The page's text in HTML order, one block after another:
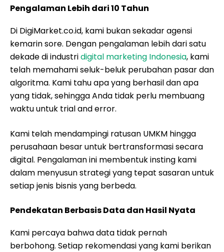
Pengalaman Lebih dari 10 Tahun
Di DigiMarket.co.id, kami bukan sekadar agensi
kemarin sore. Dengan pengalaman lebih dari satu
dekade di industridigital marketing Indonesia, kami
telah memahami seluk-beluk perubahan pasar dan
algoritma. Kami tahu apa yang berhasil dan apa
yang tidak, sehingga Anda tidak perlu membuang
waktu untuk trial and error.
Kami telah mendampingi ratusan UMKM hingga
perusahaan besar untuk bertransformasi secara
digital. Pengalaman ini membentuk insting kami
dalam menyusun strategi yang tepat sasaran untuk
setiap jenis bisnis yang berbeda.
Pendekatan Berbasis Data dan Hasil Nyata
Kami percaya bahwa data tidak pernah
berbohong. Setiap rekomendasi yang kami berikan